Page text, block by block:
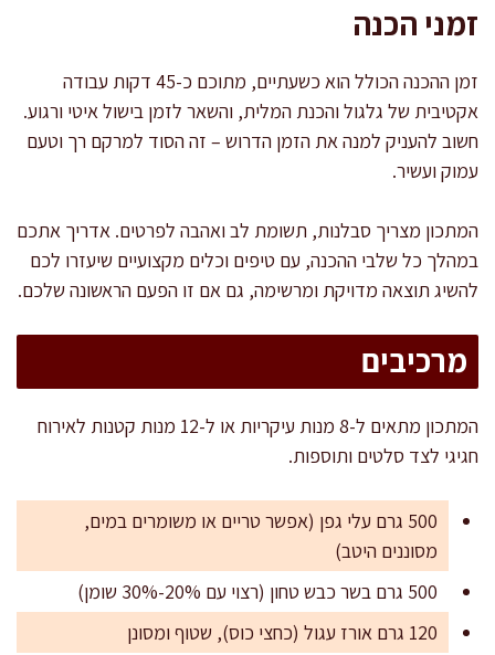
זמני הכנה
זמן ההכנה הכולל הוא כשעתיים, מתוכם כ-45 דקות עבודה
אקטיבית של גלגול והכנת המלית, והשאר לזמן בישול איטי ורגוע.
חשוב להעניק למנה את הזמן הדרוש – זה הסוד למרקם רך וטעם
עמוק ועשיר.
המתכון מצריך סבלנות, תשומת לב ואהבה לפרטים. אדריך אתכם
במהלך כל שלבי ההכנה, עם טיפים וכלים מקצועיים שיעזרו לכם
להשיג תוצאה מדויקת ומרשימה, גם אם זו הפעם הראשונה שלכם.
מרכיבים
המתכון מתאים ל-8 מנות עיקריות או ל-12 מנות קטנות לאירוח
חגיגי לצד סלטים ותוספות.
500 גרם עלי גפן (אפשר טריים או משומרים במים,
מסוננים היטב)
500 גרם בשר כבש טחון (רצוי עם 20%-30% שומן)
120 גרם אורז עגול (כחצי כוס), שטוף ומסונן